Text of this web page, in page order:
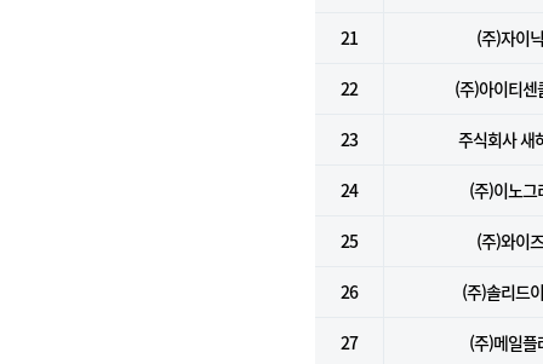
21 (주)자이
22 (주)아이티센
23 주식회사 새
24 (주)이노그
25 (주)와이
26 (주)솔리드
27 (주)메일플